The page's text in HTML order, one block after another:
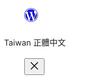
主
Taiwan 正體中文